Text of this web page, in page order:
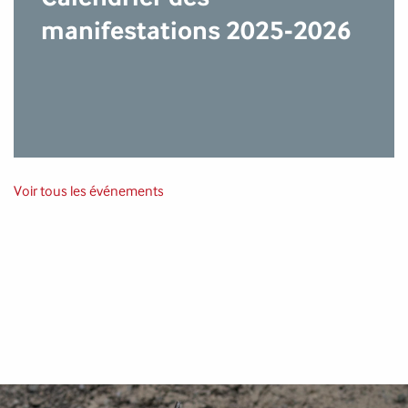
manifestations 2025-2026
Voir tous les événements